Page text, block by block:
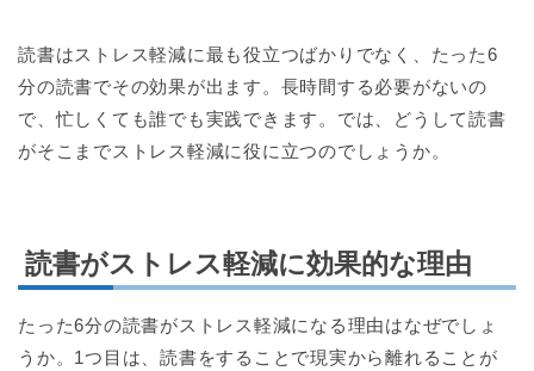
読書はストレス軽減に最も役立つばかりでなく、たった6
分の読書でその効果が出ます。長時間する必要がないの
で、忙しくても誰でも実践できます。では、どうして読書
がそこまでストレス軽減に役に立つのでしょうか。
読書がストレス軽減に効果的な理由
たった6分の読書がストレス軽減になる理由はなぜでしょ
うか。1つ目は、読書をすることで現実から離れることが